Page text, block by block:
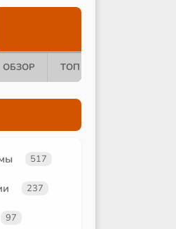
ОБЗОР ТОП 10
517
237
97